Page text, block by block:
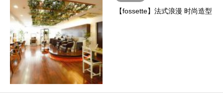
【fossette】法式浪漫 时尚造型